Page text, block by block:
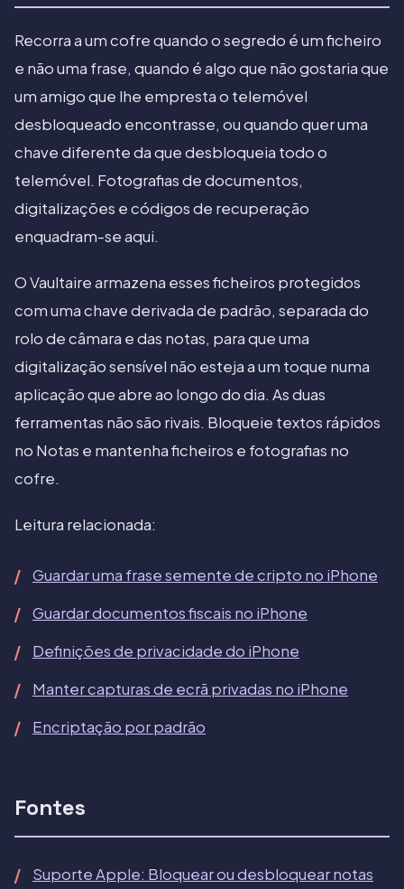
Recorra a um cofre quando o segredo é um ficheiro
e não uma frase, quando é algo que não gostaria que
um amigo que lhe empresta o telemóvel
desbloqueado encontrasse, ou quando quer uma
chave diferente da que desbloqueia todo o
telemóvel. Fotografias de documentos,
digitalizações e códigos de recuperação
enquadram-se aqui.
O Vaultaire armazena esses ficheiros protegidos
com uma chave derivada de padrão, separada do
rolo de câmara e das notas, para que uma
digitalização sensível não esteja a um toque numa
aplicação que abre ao longo do dia. As duas
ferramentas não são rivais. Bloqueie textos rápidos
no Notas e mantenha ficheiros e fotografias no
cofre.
Leitura relacionada:
Guardar uma frase semente de cripto no iPhone
Guardar documentos fiscais no iPhone
Definições de privacidade do iPhone
Manter capturas de ecrã privadas no iPhone
Encriptação por padrão
Fontes
Suporte Apple: Bloquear ou desbloquear notas